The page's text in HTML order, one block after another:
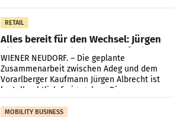
RETAIL
Alles bereit für den Wechsel: Jürgen
Albrecht setzt ab 1.1.2027 auf Adeg
WIENER NEUDORF. – Die geplante
Zusammenarbeit zwischen Adeg und dem
Vorarlberger Kaufmann Jürgen Albrecht ist
kartellrechtlich freigegeben: Die
Bundeswettbewerbsbehörde und der
Bundeskartellanwalt
MOBILITY BUSINESS